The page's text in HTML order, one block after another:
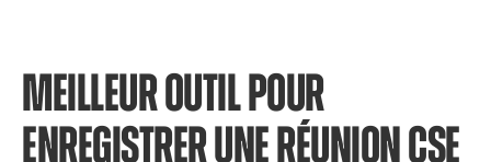
MEILLEUR OUTIL POUR
ENREGISTRER UNE RÉUNION CSE